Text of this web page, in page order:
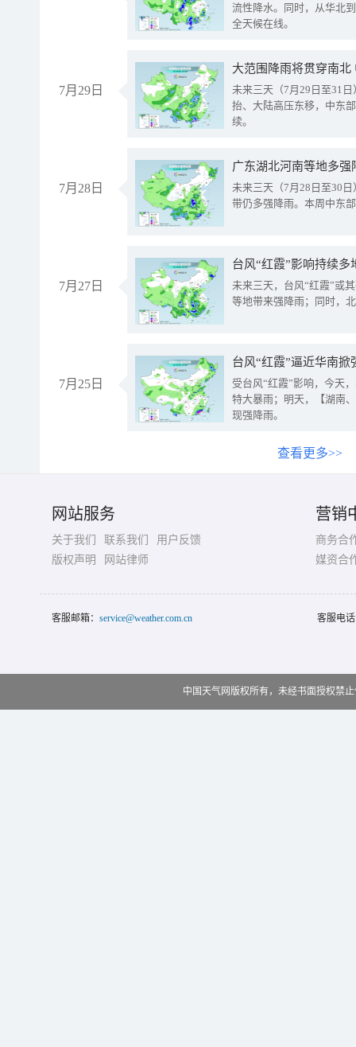
流性降水。同时，从华北
全天候在线。
7月29日
大范围降雨将贯穿南
未来三天（7月29日至31
抬、大陆高压东移，中东
续。
7月28日
广东湖北河南等地多
未来三天（7月28日至30
带仍多强降雨。本周中东
7月27日
台风“红霞”影响持续
未来三天，台风“红霞”或
等地带来强降雨；同时，
7月25日
台风“红霞”逼近华南
受台风“红霞”影响，今天
特大暴雨；明天，【湖南
现强降雨。
查看更多>>
网站服务
关于我们 联系我们
用户反馈
版权声明
网站律师
营销
商务合
媒资合
客服邮箱： service@weather.com.cn 客服电
中国天气网版权所有，未经书面授权